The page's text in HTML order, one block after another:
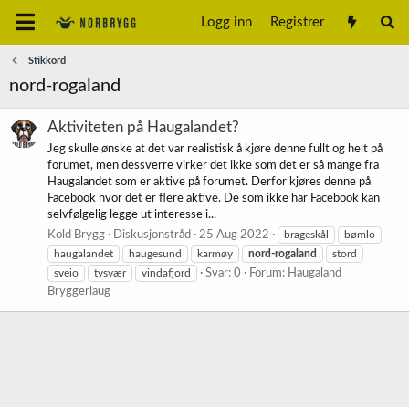
Logg inn Registrer
Stikkord
nord-rogaland
Aktiviteten på Haugalandet?
Jeg skulle ønske at det var realistisk å kjøre denne fullt og helt på
forumet, men dessverre virker det ikke som det er så mange fra
Haugalandet som er aktive på forumet. Derfor kjøres denne på
Facebook hvor det er flere aktive. De som ikke har Facebook kan
selvfølgelig legge ut interesse i...
Kold Brygg
Diskusjonstråd 25 Aug 2022 brageskål
bømlo
haugalandet
haugesund karmøy nord-rogaland
stord
sveio
tysvær vindafjord Svar: 0 Forum: Haugaland
Bryggerlaug